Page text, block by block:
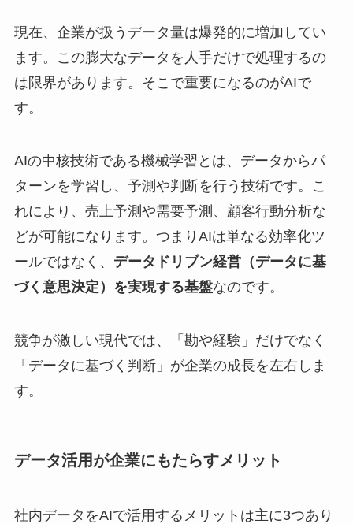
現在、企業が扱うデータ量は爆発的に増加してい
ます。この膨大なデータを人手だけで処理するの
は限界があります。そこで重要になるのがAIで
す。
AIの中核技術である機械学習とは、データからパ
ターンを学習し、予測や判断を行う技術です。こ
れにより、売上予測や需要予測、顧客行動分析な
どが可能になります。つまりAIは単なる効率化ツ
ールではなく、 データドリブン経営（データに基
づく意思決定）を実現する基盤なのです。
競争が激しい現代では、「勘や経験」だけでなく
「データに基づく判断」が企業の成長を左右しま
す。
データ活用が企業にもたらすメリット
社内データをAIで活用するメリットは主に3つあり